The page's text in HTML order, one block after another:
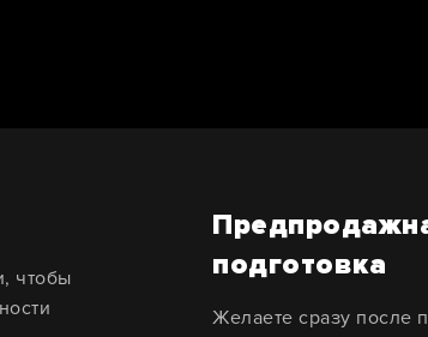
чтобы
подготовка
Желаете сразу после